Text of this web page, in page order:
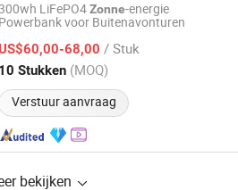
LiFePO4Zonne-energie
Powerbank voor Buitenavonturen
68,00 / Stuk
10 Stukken (MOQ)
Verstuur aanvraag
Co., Ltd
Sinds 2026
bekijken